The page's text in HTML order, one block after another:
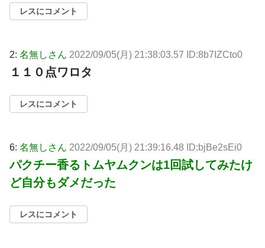
レスにコメント
2: 名無しさん 2022/09/05(月) 21:38:03.57 ID:8b7IZCto0
１１０点ワロタ
レスにコメント
6: 名無しさん 2022/09/05(月) 21:39:16.48 ID:bjBe2sEi0
パクチー香るトムヤムクンは1回試してみたけ
ど自分もダメだった
レスにコメント